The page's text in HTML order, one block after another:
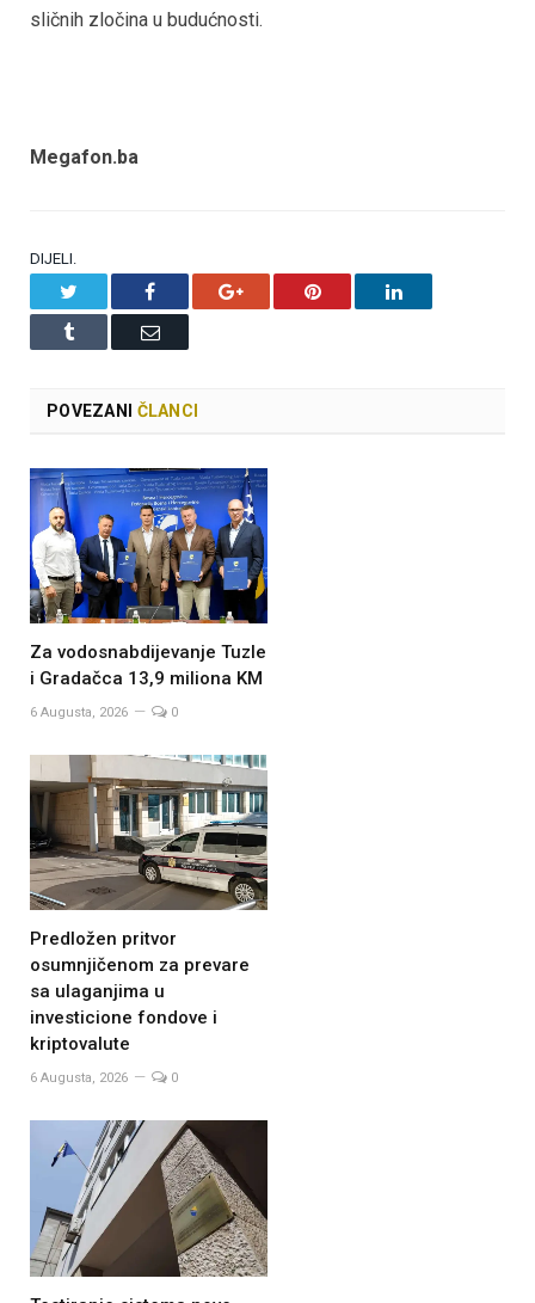
sličnih zločina u budućnosti.
Megafon.ba
DIJELI.
Facebook Google+ Pinterest LinkedIn
Tumblr Email
POVEZANI ČLANCI
Za vodosnabdijevanje Tuzle
i Gradačca 13,9 miliona KM
6 Augusta, 2026 0
Predložen pritvor
osumnjičenom za prevare
sa ulaganjima u
investicione fondove i
kriptovalute
6 Augusta, 2026 0